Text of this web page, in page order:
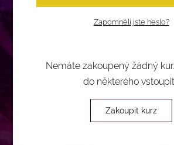
Zapomněli jste heslo?
Nemáte zakoupený žádný
do některého
Zakoupit kurz